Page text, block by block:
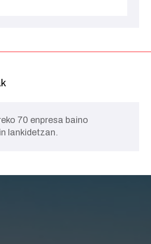
70 enpresa baino
lankidetzan.